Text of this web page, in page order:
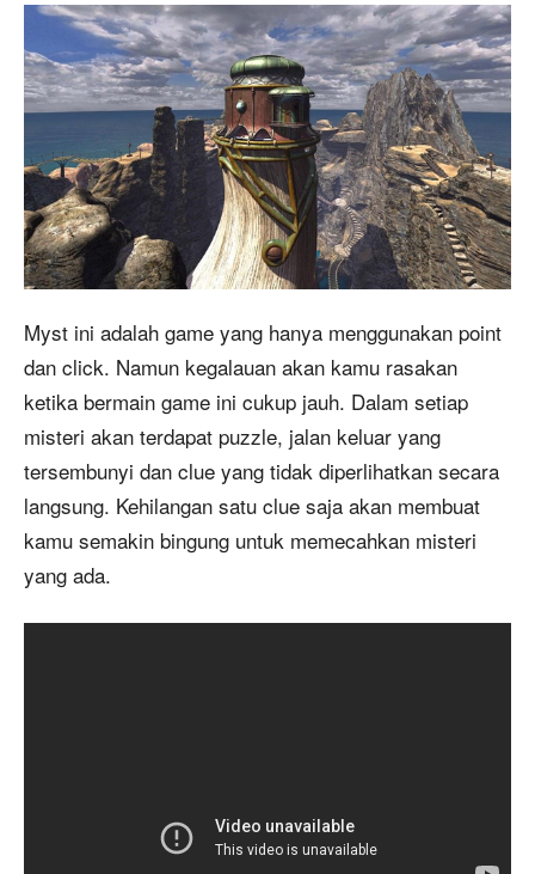
Myst ini adalah game yang hanya menggunakan point
dan click. Namun kegalauan akan kamu rasakan
ketika bermain game ini cukup jauh. Dalam setiap
misteri akan terdapat puzzle, jalan keluar yang
tersembunyi dan clue yang tidak diperlihatkan secara
langsung. Kehilangan satu clue saja akan membuat
kamu semakin bingung untuk memecahkan misteri
yang ada.